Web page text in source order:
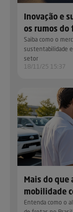
Inovação e
os rumos
Saiba como o
sustentabilidade
setor
18/11/25 15:37
Mais do que
mobilidade
Entenda como o